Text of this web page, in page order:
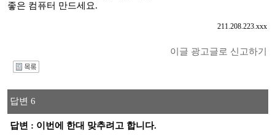
좋은 컴퓨터 만드세요.
211.208.223.xxx
이글 광고글로 신고하기
답변 6
답변 : 이번에 한대 맞추려고 합니다.